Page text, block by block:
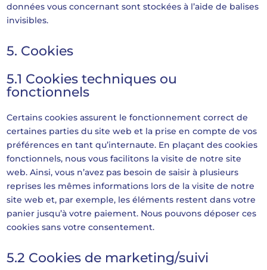
données vous concernant sont stockées à l’aide de balises
invisibles.
5. Cookies
5.1 Cookies techniques ou
fonctionnels
Certains cookies assurent le fonctionnement correct de
certaines parties du site web et la prise en compte de vos
préférences en tant qu’internaute. En plaçant des cookies
fonctionnels, nous vous facilitons la visite de notre site
web. Ainsi, vous n’avez pas besoin de saisir à plusieurs
reprises les mêmes informations lors de la visite de notre
site web et, par exemple, les éléments restent dans votre
panier jusqu’à votre paiement. Nous pouvons déposer ces
cookies sans votre consentement.
5.2 Cookies de marketing/suivi